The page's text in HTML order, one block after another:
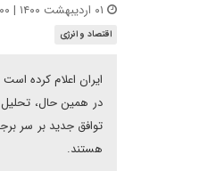
اقتصاد و انرژی
ایران اعلام کرده
در همین حال، تحلیل
توافق جدید بر سر
هستند.